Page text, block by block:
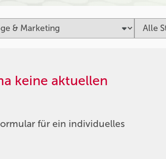
keine aktuellen
für ein individuelles